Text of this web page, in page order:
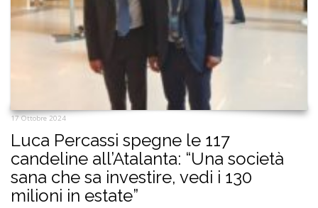
17 Ottobre 2024
Luca Percassi spegne le 117
candeline all’Atalanta: “Una società
sana che sa investire, vedi i 130
milioni in estate”